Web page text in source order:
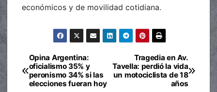
económicos y de movilidad cotidiana.
Navegación
de
Tragedia en Av.
Tavella: perdió la vida
un motociclista de 18
años
Opina Argentina:
oficialismo 35% y
peronismo 34% si las
elecciones fueran hoy